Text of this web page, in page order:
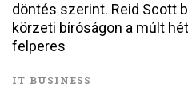
döntés szerint. Reid Scott
körzeti bíróságon a múlt
felperes
IT BUSINESS